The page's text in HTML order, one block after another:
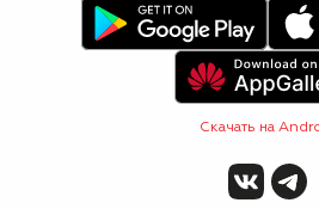
Скачать на